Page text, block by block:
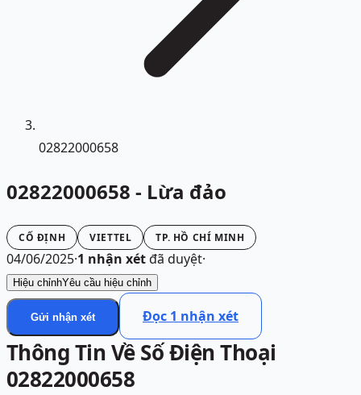
02822000658
02822000658 - Lừa đảo
CỐ ĐỊNH VIETTEL TP. HỒ CHÍ MINH
04/06/2025·1 nhận xétđã duyệt·
Hiệu chỉnhYêu cầu hiệu chỉnh
Gửi nhận xét Đọc 1 nhận xét
Thông Tin Về Số Điện Thoại
02822000658